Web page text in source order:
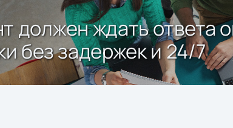
должен ждать ответа
без задержек и 24/7